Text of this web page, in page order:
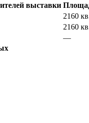
выставки
2160
2160
—